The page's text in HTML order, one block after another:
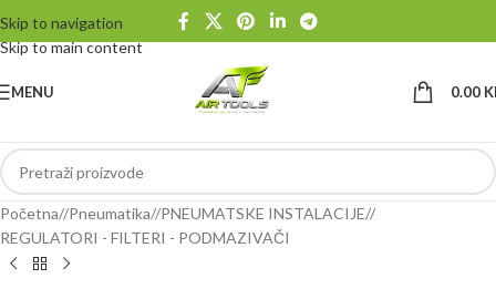
Skip to navigation
Skip to main content
MENU 0.00
Početna/ Pneumatika/ PNEUMATSKE INSTALACIJE/
REGULATORI - FILTERI - PODMAZIVAČI